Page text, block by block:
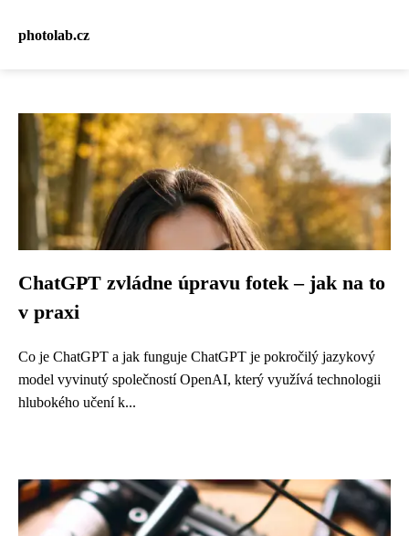
photolab.cz
ChatGPT zvládne úpravu fotek – jak na to
v praxi
Co je ChatGPT a jak funguje ChatGPT je pokročilý jazykový
model vyvinutý společností OpenAI, který využívá technologii
hlubokého učení k...